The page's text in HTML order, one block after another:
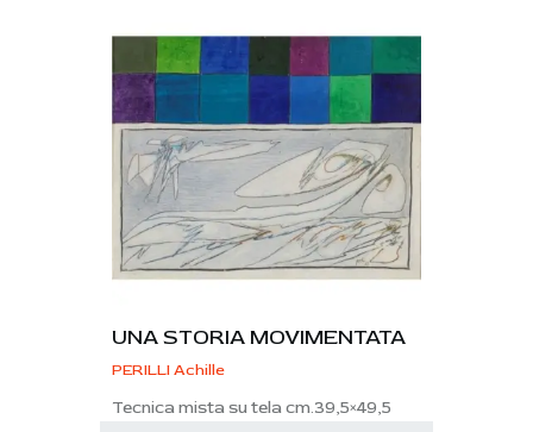
UNA STORIA MOVIMENTATA
PERILLI Achille
Tecnica mista su tela cm.39,5×49,5